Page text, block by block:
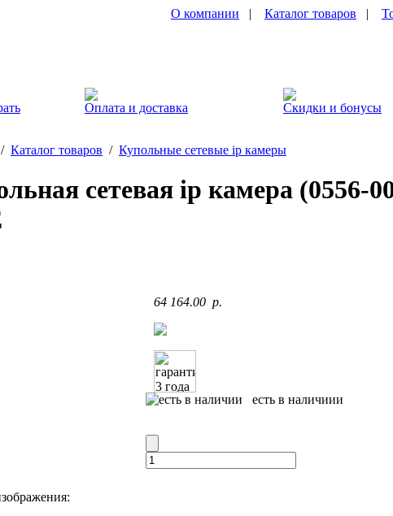
О компании | Каталог товаров |
Оплата и доставка Скидки и бонусы
/ Каталог товаров / Купольные сетевые ip камеры
сетевая ip камера (0556-
64 164.00 p.
есть в наличиии